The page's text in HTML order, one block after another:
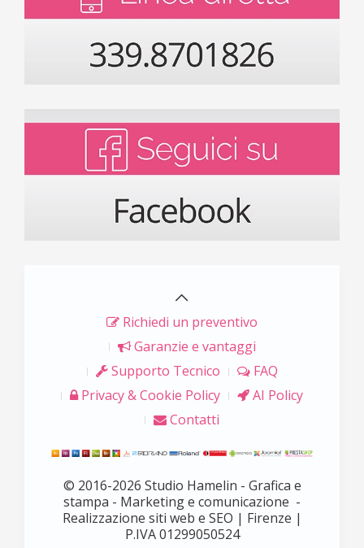
Richiedi un preventivo
Garanzie e vantaggi
Supporto Tecnico
FAQ
Privacy & Cookie Policy
AI Policy
Contatti
© 2016-2026 Studio Hamelin - Grafica e
stampa - Marketing e comunicazione -
Realizzazione siti web e SEO | Firenze |
P.IVA 01299050524